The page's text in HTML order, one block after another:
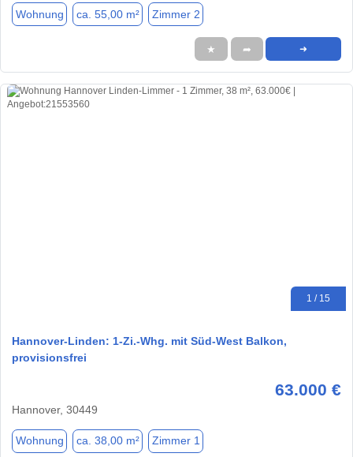
Wohnung ca. 55,00 m² Zimmer 2
★ ➦ ➜
1 / 15
Hannover-Linden: 1-Zi.-Whg. mit Süd-West Balkon,
provisionsfrei
63.000 €
Hannover, 30449
Wohnung ca. 38,00 m² Zimmer 1